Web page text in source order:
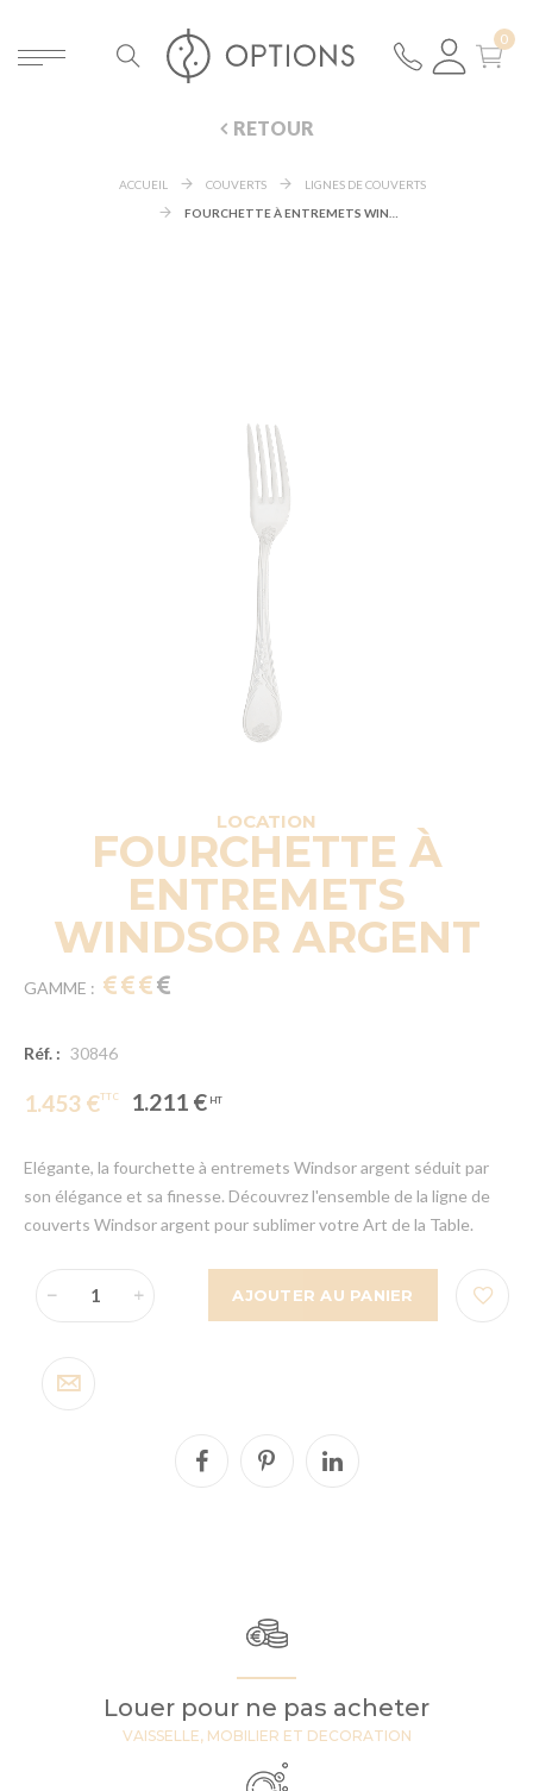
RETOUR
ACCUEIL COUVERTS
LIGNES DE COUVERTS
LOCATION
FOURCHETTE À
ENTREMETS
WINDSOR ARGENT
GAMME :
Réf. : 30846
1.453 € 1.211 €
Elégante, la fourchette à entremets Windsor argent séduit par
son élégance et sa finesse. Découvrez l'ensemble de la ligne de
couverts Windsor argent pour sublimer votre Art de la Table.
AJOUTER AU PANIER
Louer pour ne pas acheter
VAISSELLE, MOBILIER ET DECORATION